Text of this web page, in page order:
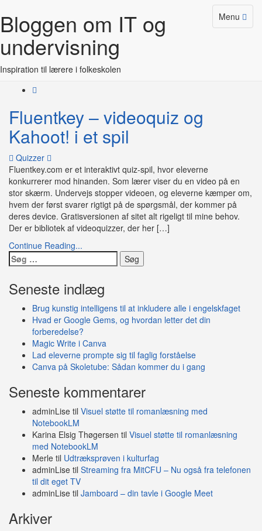
Skip
to
Toggle
navigation
Menu
Bloggen om IT og
undervisning
Inspiration til lærere i folkeskolen
Tag: fluentkey
Fluentkey – videoquiz og
Kahoot! i et spil
Quizzer
Fluentkey
–
videoquiz
og
Kahoot!
i
spil
Fluentkey.com er et interaktivt quiz-spil, hvor eleverne
konkurrerer mod hinanden. Som lærer viser du en video på en
stor skærm. Undervejs stopper videoen, og eleverne kæmper om,
hvem der først svarer rigtigt på de spørgsmål, der kommer på
deres device. Gratisversionen af sitet alt rigeligt til mine behov.
Der er bibliotek af videoquizzer, der her […]
Continue Reading...
Søg
efter:
Seneste indlæg
Brug kunstig intelligens til at inkludere alle i engelskfaget
Hvad er Google Gems, og hvordan letter det din
forberedelse?
Magic Write i Canva
Lad eleverne prompte sig til faglig forståelse
Canva på Skoletube: Sådan kommer du i gang
Seneste kommentarer
adminLise til Visuel støtte til romanlæsning med
NotebookLM
Karina Elsig Thøgersen til Visuel støtte til romanlæsning
med NotebookLM
Merle til Udtræksprøven i kulturfag
adminLise til Streaming fra MitCFU – Nu også fra telefonen
til dit eget TV
adminLise til Jamboard – din tavle i Google Meet
Arkiver